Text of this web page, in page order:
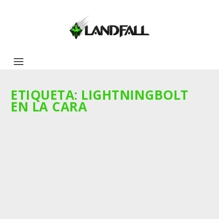
ETIQUETA: LIGHTNINGBOLT
EN LA CARA